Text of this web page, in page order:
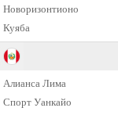
Новоризонтионо
Куяба
Алианса Лима
Спорт Уанкайо